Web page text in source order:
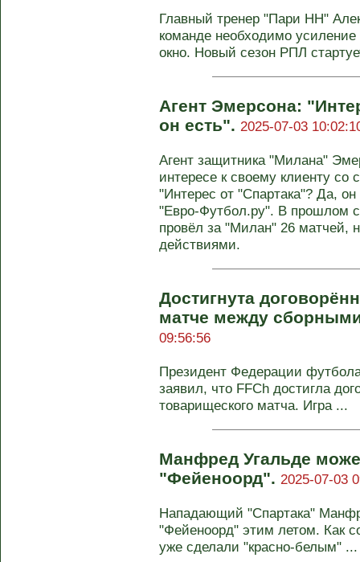
Главный тренер "Пари НН"
команде необходимо
окно. Новый сезон РПЛ
Агент Эмерсона:
он есть". 2025-07-03
Агент защитника "Милана"
интересе к своему клиенту со
"Интерес от "Спартака"? Да,
"Евро-Футбол.ру". В прошлом
провёл за "Милан" 26 матчей,
действиями.
Достигнута
матче между
09:56:56
Президент Федерации
заявил, что FFCh достигла
товарищеского матча. Игра ...
Манфред Угальде
"Фейеноорд". 2025-07-03
Нападающий "Спартака"
"Фейеноорд" этим летом. Как
уже сделали "красно-белым" ...